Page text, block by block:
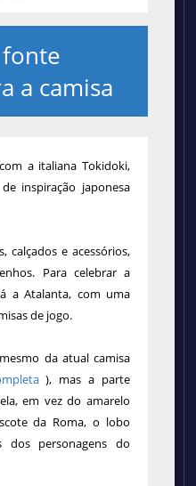
fonte
a camisa
a italiana Tokidoki,
inspiração japonesa
calçados e acessórios,
Para celebrar a
a Atalanta, com uma
de jogo.
da atual camisa
), mas a parte
em vez do amarelo
da Roma, o lobo
dos personagens do